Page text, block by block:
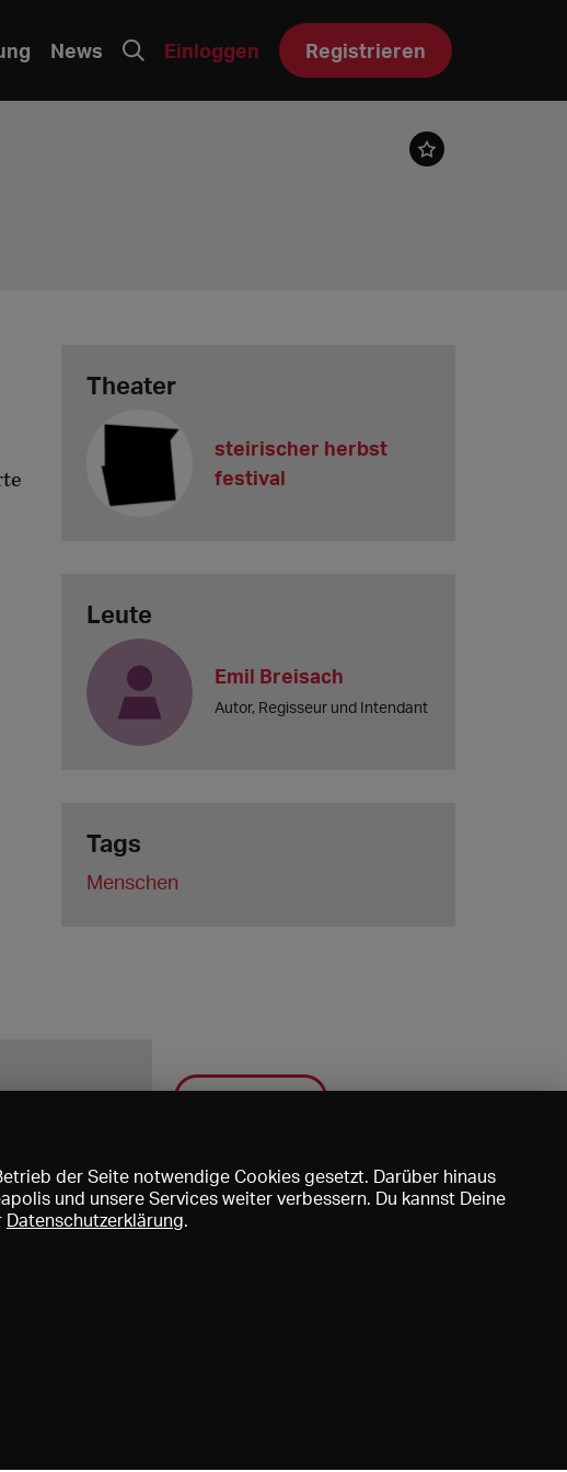
News Einloggen Registrieren
Theater
steirischer herbst
festival
Leute
Emil Breisach
Autor, Regisseur und Intendant
Tags
Menschen
Speichern
der Seite notwendige Cookies gesetzt. Darüber hinaus
und unsere Services weiter verbessern. Du kannst Deine
Datenschutzerklärung.